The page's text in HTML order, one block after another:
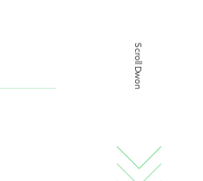
Scroll Dwon